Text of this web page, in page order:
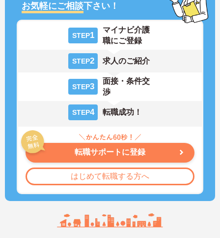
お気軽にご相談下さい！
STEP1
マイナビ介護
職にご登録
STEP2 求人のご紹介
STEP3
面接・条件交
渉
STEP4 転職成功！
転職サポートに登録
はじめて転職する方へ